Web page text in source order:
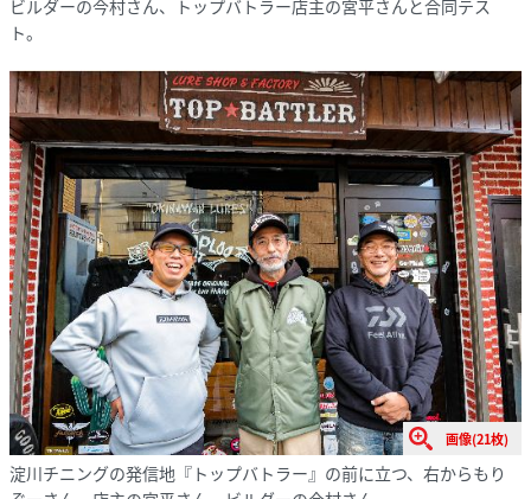
ビルダーの今村さん、トップバトラー店主の宮平さんと合同テス
ト。
画像(21枚)
淀川チニングの発信地『トップバトラー』の前に立つ、右からもり